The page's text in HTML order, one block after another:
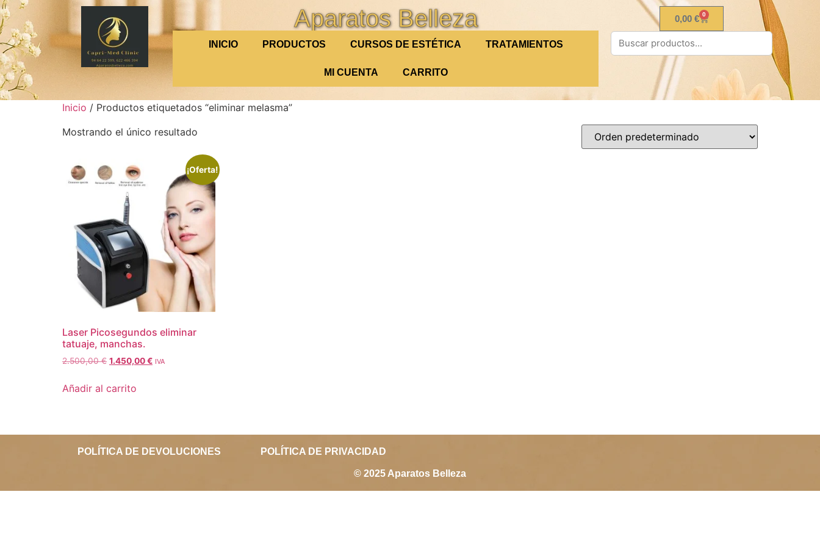
Aparatos Belleza
INICIO PRODUCTOS CURSOS DE ESTÉTICA TRATAMIENTOS
MI CUENTA CARRITO
0,00€ 0
Inicio / Productos etiquetados “eliminar melasma”
Mostrando el único resultado
¡Oferta!
Laser Picosegundos eliminar
tatuaje, manchas.
2.500,00€ 1.450,00€ IVA
Añadir al carrito
POLÍTICA DE DEVOLUCIONES POLÍTICA DE PRIVACIDAD
© 2025 Aparatos Belleza